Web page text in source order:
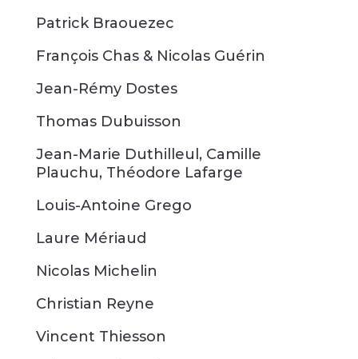
Patrick Braouezec
François Chas & Nicolas Guérin
Jean-Rémy Dostes
Thomas Dubuisson
Jean-Marie Duthilleul, Camille
Plauchu, Théodore Lafarge
Louis-Antoine Grego
Laure Mériaud
Nicolas Michelin
Christian Reyne
Vincent Thiesson